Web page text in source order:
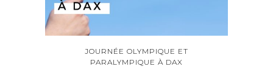
JOURNÉE OLYMPIQUE ET
PARALYMPIQUE À DAX